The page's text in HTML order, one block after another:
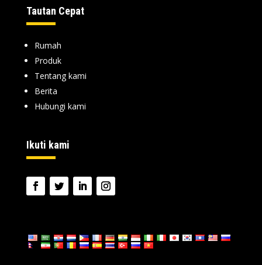
Tautan Cepat
Rumah
Produk
Tentang kami
Berita
Hubungi kami
Ikuti kami